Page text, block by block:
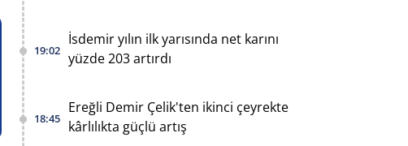
19:02
İsdemir yılın ilk yarısında net karını
yüzde 203 artırdı
18:45
Ereğli Demir Çelik'ten ikinci çeyrekte
kârlılıkta güçlü artış